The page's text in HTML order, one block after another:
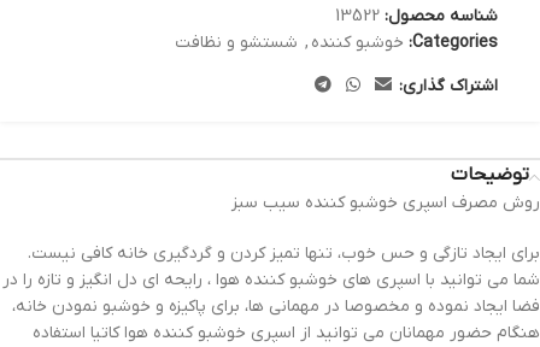
شناسه محصول: 13522
Categories: خوشبو کننده , شستشو و نظافت
اشتراک گذاری:
توضیحات
روش مصرف اسپری خوشبو کننده سیب سبز
برای ایجاد تازگی و حس خوب، تنها تمیز کردن و گردگیری خانه کافی نیست.
شما می توانید با اسپری های خوشبو کننده هوا ، رایحه ای دل انگیز و تازه را در
فضا ایجاد نموده و مخصوصا در مهمانی ها، برای پاکیزه و خوشبو نمودن خانه،
هنگام حضور مهمانان می توانید از اسپری خوشبو کننده هوا کاتیا استفاده